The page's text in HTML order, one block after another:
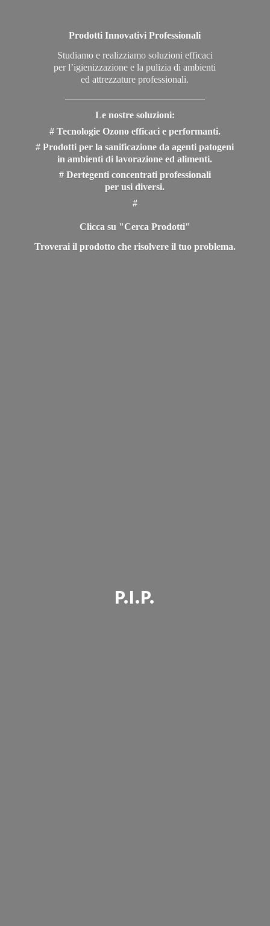
P.I.P.
Prodotti Innovativi Professionali
Studiamo e realizziamo soluzioni efficaci
per l’igienizzazione e la pulizia di ambienti
ed attrezzature professionali.
Le nostre soluzioni:
# Tecnologie Ozono efficaci e performanti.
# Prodotti per la sanificazione da agenti patogeni
in ambienti di lavorazione ed alimenti.
# Dertegenti concentrati professionali
per usi diversi.
#
Clicca su "Cerca Prodotti"
Troverai il prodotto che risolvere il tuo problema.